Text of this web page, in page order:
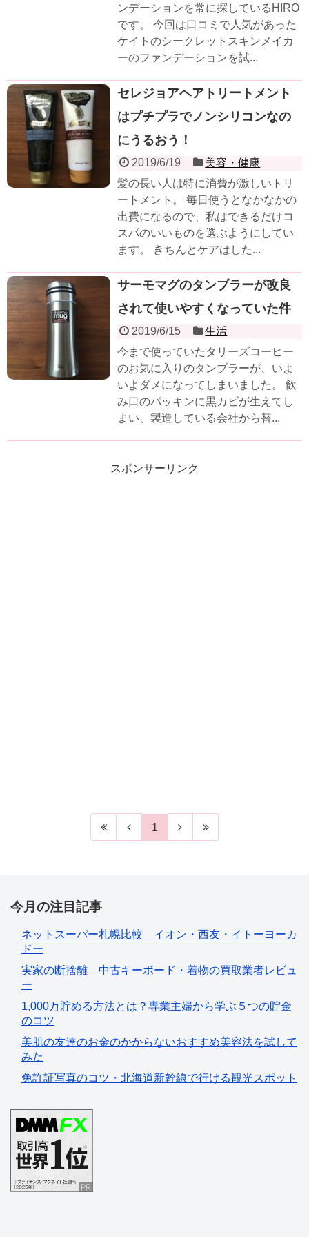
ンデーションを常に探しているHIRO
です。 今回は口コミで人気があった
ケイトのシークレットスキンメイカ
ーのファンデーションを試...
セレジョアヘアトリートメント
はプチプラでノンシリコンなの
にうるおう！
2019/6/19
美容・健康
髪の長い人は特に消費が激しいトリ
ートメント。 毎日使うとなかなかの
出費になるので、私はできるだけコ
スパのいいものを選ぶようにしてい
ます。 きちんとケアはした...
サーモマグのタンブラーが改良
されて使いやすくなっていた件
2019/6/15
生活
今まで使っていたタリーズコーヒー
のお気に入りのタンブラーが、いよ
いよダメになってしまいました。 飲
み口のパッキンに黒カビが生えてし
まい、製造している会社から替...
スポンサーリンク
1
今月の注目記事
ネットスーパー札幌比較 イオン・西友・イトーヨーカ
ドー
実家の断捨離 中古キーボード・着物の買取業者レビュ
ー
1,000万貯める方法とは？専業主婦から学ぶ５つの貯金
のコツ
美肌の友達のお金のかからないおすすめ美容法を試して
みた
免許証写真のコツ・北海道新幹線で行ける観光スポット